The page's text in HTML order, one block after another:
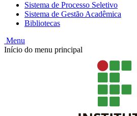
Sistema de Processo Seletivo
Sistema de Gestão Acadêmica
Bibliotecas
Menu
Início do menu principal